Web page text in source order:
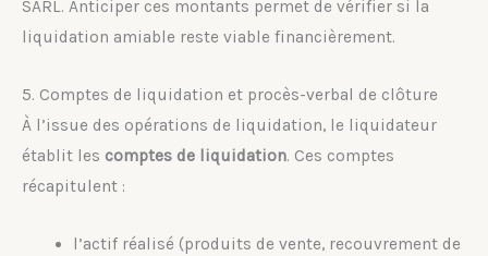
SARL. Anticiper ces montants permet de vérifier si la
liquidation amiable reste viable financièrement.
5. Comptes de liquidation et procès-verbal de clôture
À l’issue des opérations de liquidation, le liquidateur
établit les comptes de liquidation. Ces comptes
récapitulent :
l’actif réalisé (produits de vente, recouvrement de